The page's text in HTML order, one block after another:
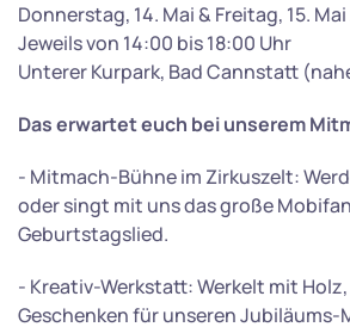
Donnerstag, 14. Mai & Freitag, 15.
Jeweils von 14:00 bis 18:00 Uhr
Unterer Kurpark, Bad Cannstatt
Das erwartet euch bei unserem
- Mitmach-Bühne im Zirkuszelt:
oder singt mit uns das große
Geburtstagslied.
- Kreativ-Werkstatt: Werkelt mit Holz,
Geschenken für unseren